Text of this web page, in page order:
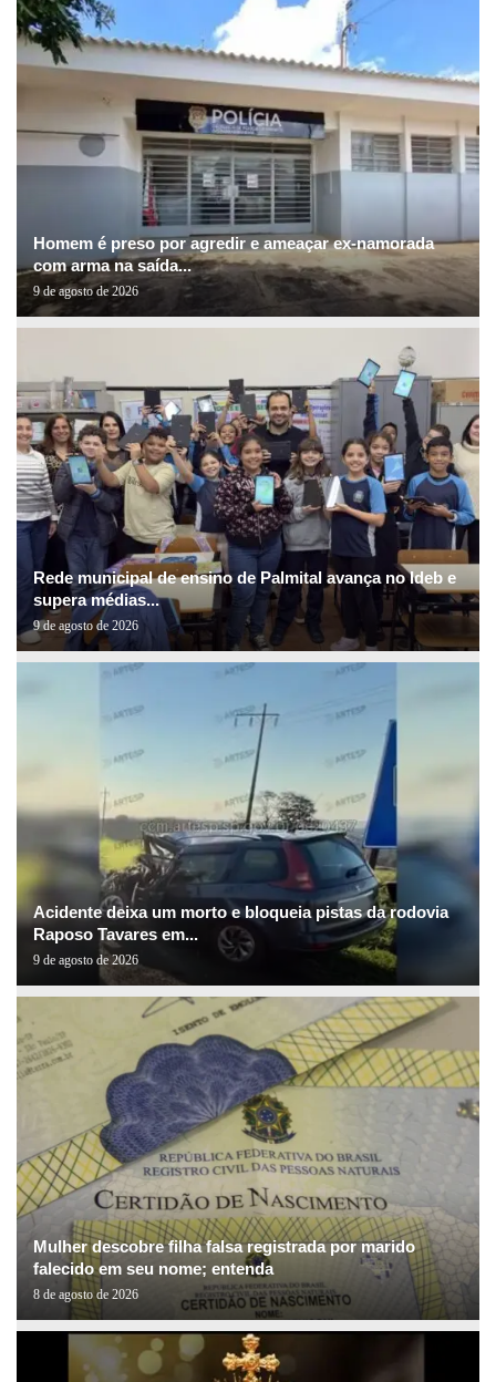
Homem é preso por agredir e ameaçar ex-namorada
com arma na saída...
9 de agosto de 2026
Rede municipal de ensino de Palmital avança no Ideb e
supera médias...
9 de agosto de 2026
Acidente deixa um morto e bloqueia pistas da rodovia
Raposo Tavares em...
9 de agosto de 2026
Mulher descobre filha falsa registrada por marido
falecido em seu nome; entenda
8 de agosto de 2026